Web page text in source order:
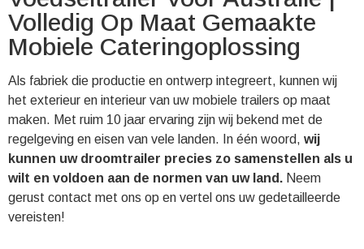
Volledig Op Maat Gemaakte
Mobiele Cateringoplossing
Als fabriek die productie en ontwerp integreert, kunnen wij
het exterieur en interieur van uw mobiele trailers op maat
maken. Met ruim 10 jaar ervaring zijn wij bekend met de
regelgeving en eisen van vele landen. In één woord, wij
kunnen uw droomtrailer precies zo samenstellen als u
wilt en voldoen aan de normen van uw land. Neem
gerust contact met ons op en vertel ons uw gedetailleerde
vereisten!